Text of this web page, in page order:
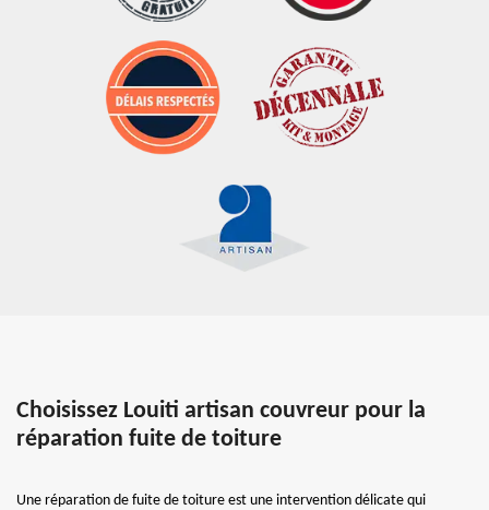
Choisissez Louiti artisan couvreur pour la
réparation fuite de toiture
Une réparation de fuite de toiture est une intervention délicate qui